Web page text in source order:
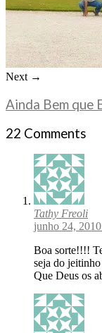
Next →
Ainda Bem que
22 Comments
Tathy Freoli
junho 24,
Boa sorte!!!!
seja do
Que Deus os